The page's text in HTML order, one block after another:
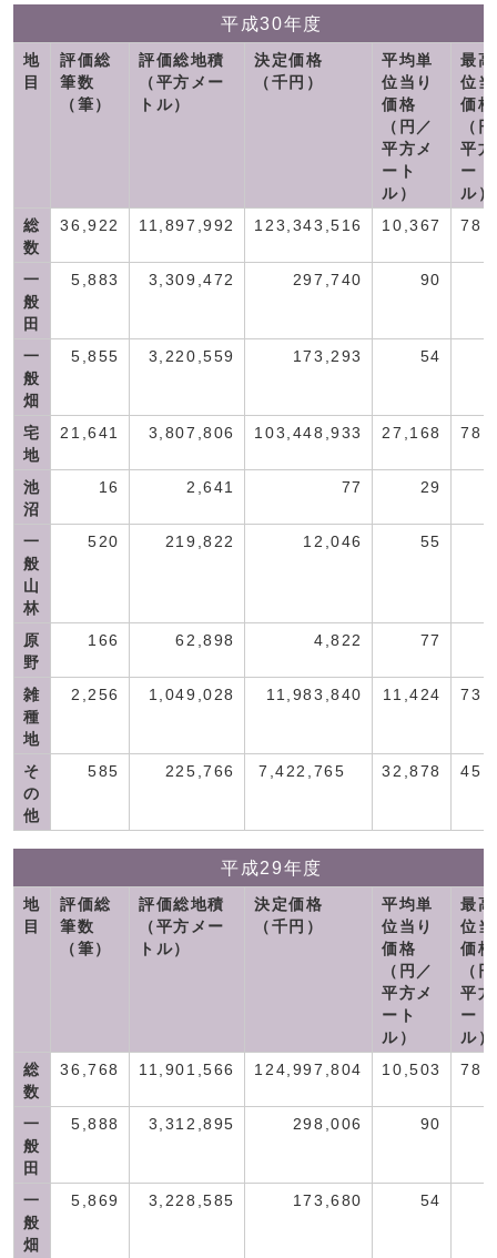
平成30年度
地
目
評価総
筆数
（筆）
評価総地積
（平方メー
トル）
決定価格
（千円）
平均単
位当り
価格
（円／
平方メ
ート
ル）
最
位
価格
（
平
ート
ル）
総
数
36,922 11,897,992 123,343,516 10,367
一
般
田
5,883 3,309,472 297,740 90
一
般
畑
5,855 3,220,559 173,293 54
宅
地
21,641 3,807,806 103,448,933 27,168
池
沼
16 2,641 77 29
一
般
山
林
520 219,822 12,046 55
原
野
166 62,898 4,822 77
雑
種
地
2,256 1,049,028 11,983,840 11,424
そ
の
他
585 225,766 7,422,765 32,878
平成29年度
地
目
評価総
筆数
（筆）
評価総地積
（平方メー
トル）
決定価格
（千円）
平均単
位当り
価格
（円／
平方メ
ート
ル）
最
位
価格
（
平
ート
ル）
総
数
36,768 11,901,566 124,997,804 10,503
一
般
田
5,888 3,312,895 298,006 90
一
般
畑
5,869 3,228,585 173,680 54